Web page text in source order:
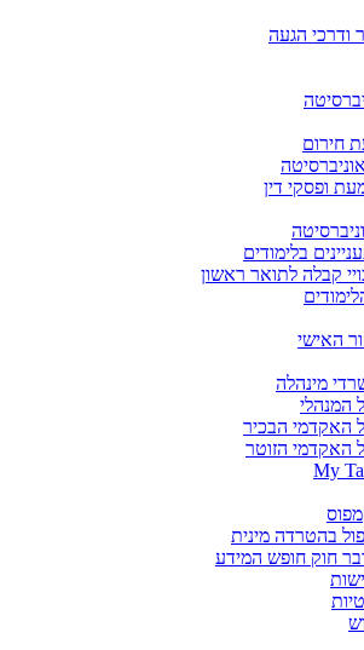
ודרכי הגעה
חירום
ופסקי דין
בלימודים
קבלה לתואר ראשון
האישי
מינהלה
המנהלי
האקדמי הבכיר
האקדמי הזוטר
בהטרדה מינית
חוק חופש המידע